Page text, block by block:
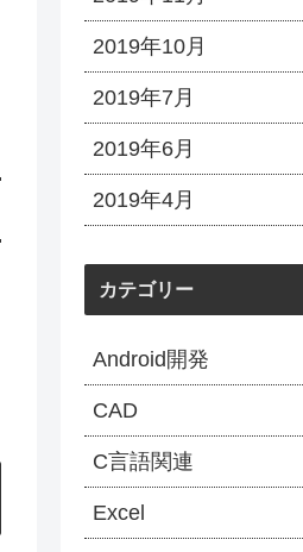
2019年10月
2019年7月
2019年6月
2019年4月
カテゴリー
Android開発
CAD
C言語関連
Excel